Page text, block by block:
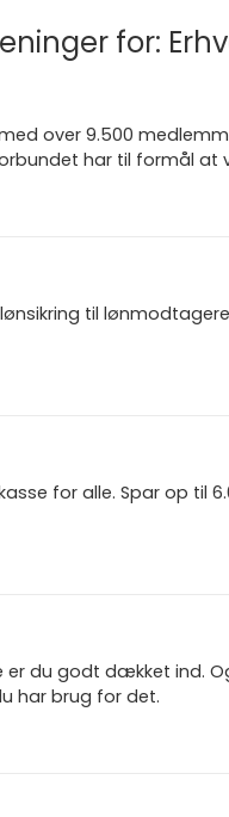
for:
over 9.500
har til formål
til
for alle. Spar op til
er du godt dækket ind.
har brug for det.